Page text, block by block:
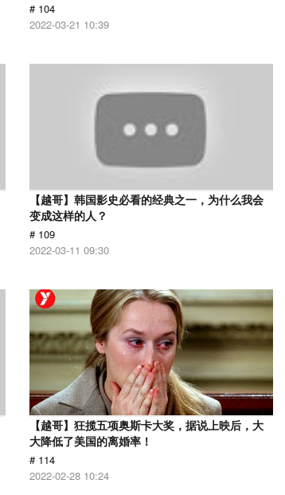
# 104
2022-03-21 10:39
【越哥】韩国影史必看的经典之一，为什么我会
变成这样的人？
# 109
2022-03-11 09:30
【越哥】狂揽五项奥斯卡大奖，据说上映后，大
大降低了美国的离婚率！
# 114
2022-02-28 10:24